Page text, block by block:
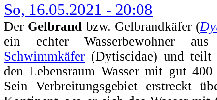
So, 16.05.2021 - 20:08
Der Gelbrand bzw. Gelbrandkäfer (
ein echter Wasserbewohner
Schwimmkäfer (Dytiscidae) und
den Lebensraum Wasser mit gut
Sein Verbreitungsgebiet erstreckt